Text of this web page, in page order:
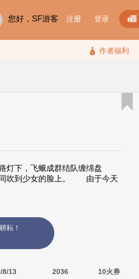
您好，SF游客 注册 登录 
 作者福利
，飞蛾成群结队缠绵盘
吹到少女的脸上。 由于今天
耘！
8/13 2036 10火券
